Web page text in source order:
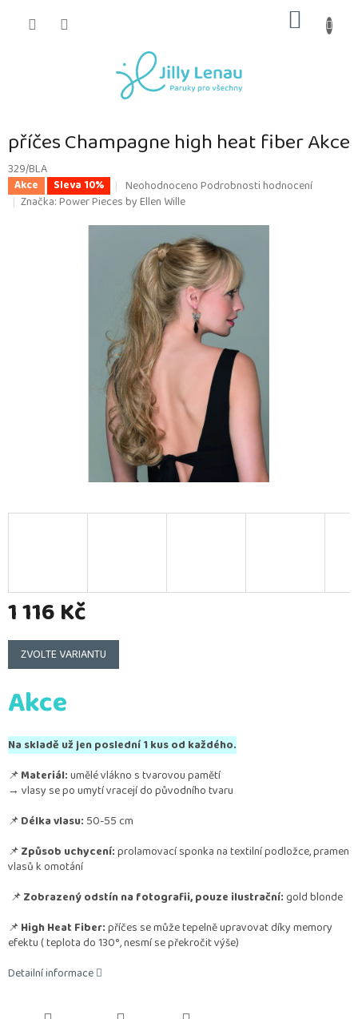
KOŠÍK
příčes Champagne high heat fiber Akce
329/BLA
Akce Sleva 10%
Průměrné
hodnocení
je
hvězdiček.
NeohodnocenoPodrobnosti hodnocení
Značka:Power Pieces by Ellen Wille
1 116 Kč
Měrná
cena:
ZVOLTE VARIANTU
Akce
Na skladě už jen poslední 1 kus od každého.
📌Materiál:umělé vlákno s tvarovou pamětí
→ vlasy se po umytí vracejí do původního tvaru
📌Délka vlasu: 50-55 cm
📌Způsob uchycení:prolamovací sponka na textilní podložce, pramen
vlasů k omotání
📌Zobrazený odstín na fotografii, pouze ilustrační:gold blonde
📌High Heat Fiber:příčes se může tepelně upravovat díky memory
efektu( teplota do 130°, nesmí se překročit výše)
Detailní informace